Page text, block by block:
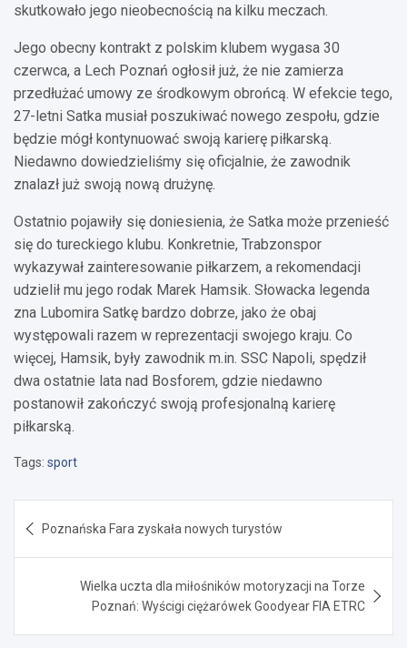
skutkowało jego nieobecnością na kilku meczach.
Jego obecny kontrakt z polskim klubem wygasa 30
czerwca, a Lech Poznań ogłosił już, że nie zamierza
przedłużać umowy ze środkowym obrońcą. W efekcie tego,
27-letni Satka musiał poszukiwać nowego zespołu, gdzie
będzie mógł kontynuować swoją karierę piłkarską.
Niedawno dowiedzieliśmy się oficjalnie, że zawodnik
znalazł już swoją nową drużynę.
Ostatnio pojawiły się doniesienia, że Satka może przenieść
się do tureckiego klubu. Konkretnie, Trabzonspor
wykazywał zainteresowanie piłkarzem, a rekomendacji
udzielił mu jego rodak Marek Hamsik. Słowacka legenda
zna Lubomira Satkę bardzo dobrze, jako że obaj
występowali razem w reprezentacji swojego kraju. Co
więcej, Hamsik, były zawodnik m.in. SSC Napoli, spędził
dwa ostatnie lata nad Bosforem, gdzie niedawno
postanowił zakończyć swoją profesjonalną karierę
piłkarską.
Tags: sport
wpisu
Poznańska Fara zyskała nowych turystów
Wielka uczta dla miłośników motoryzacji na Torze
Poznań: Wyścigi ciężarówek Goodyear FIA ETRC